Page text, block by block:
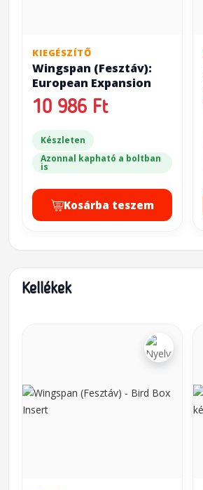
KIEGÉSZÍTŐ
Wingspan (Fesztáv):
European Expansion
10 986 Ft
Készleten
Azonnal kapható a boltban
is
Kosárba teszem
Kellékek